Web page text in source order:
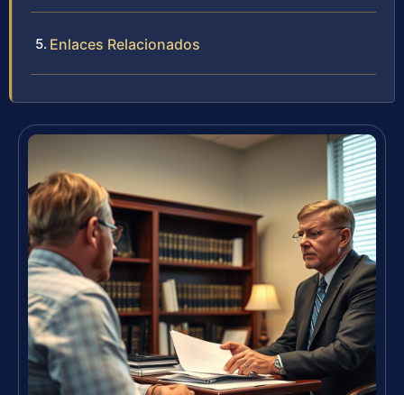
Enlaces Relacionados